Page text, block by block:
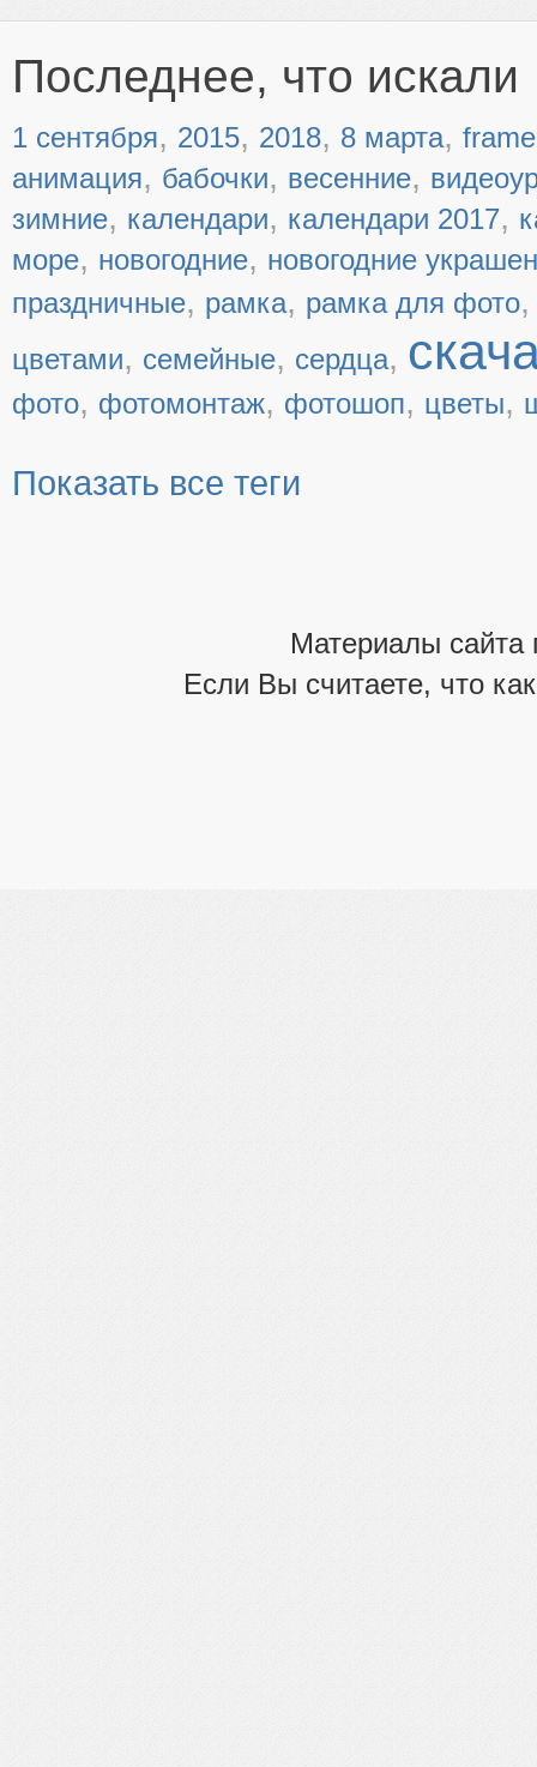
Последнее, что искали
1 сентября, 2015, 2018, 8 марта, frame
анимация, бабочки, весенние,
зимние, календари, календари 2017,
море, новогодние, новогодние
праздничные, рамка, рамка для фото
цветами, семейные, сердца,
фото, фотомонтаж, фотошоп, цветы,
Показать все теги
Материалы сайта
Если Вы считаете, что